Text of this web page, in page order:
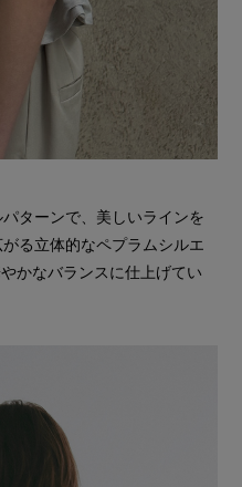
ターンで、美しいラインを
る立体的なペプラムシルエ
かなバランスに仕上げてい